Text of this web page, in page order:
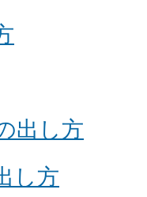
出し方
し方